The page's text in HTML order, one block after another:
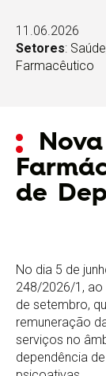
11.06.2026
Setores:
Farmacêutico
de
No dia 5 de
248/2026/1, ao
de setembro,
remuneração
serviços no
dependência